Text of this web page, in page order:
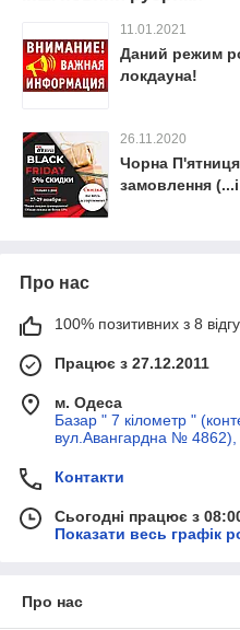
11.01.2021
Даний режим
локдауна!
26.11.2020
Чорна
замовлення
Про нас
100% позитивних з 8
Працює з 27.12.2011
м. Одеса
Базар " 7 кілометр "
вул.Авангардна № 4862),
Контакти
Сьогодні працює з
Показати весь графік
Про нас